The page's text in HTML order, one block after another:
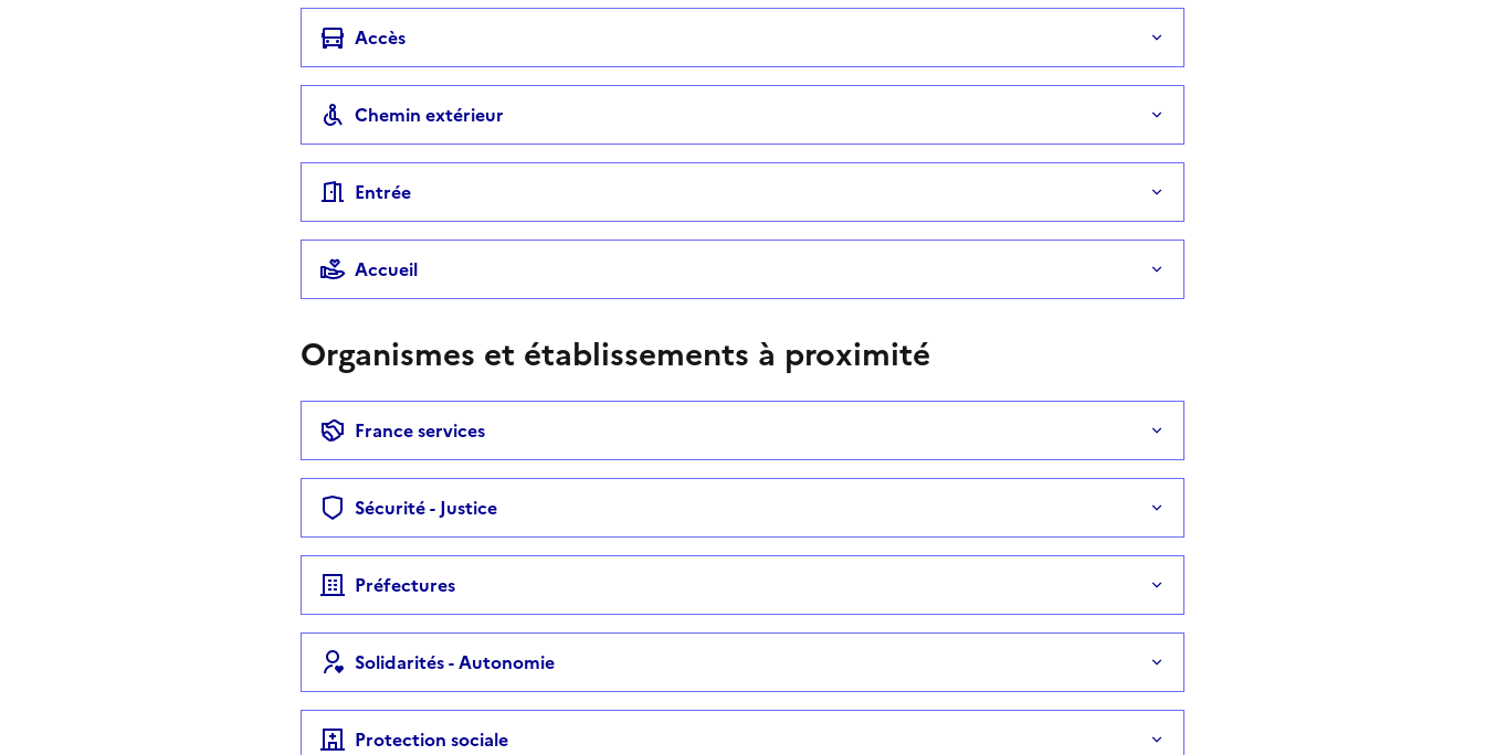
Accès
Chemin extérieur
Entrée
Accueil
Organismes et établissements à proximité
France services
Sécurité - Justice
Préfectures
Solidarités - Autonomie
Protection sociale